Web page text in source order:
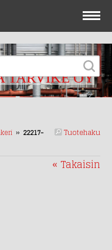
TARVIKE OY
Tuotehaku
›› 22217-
« Takaisin